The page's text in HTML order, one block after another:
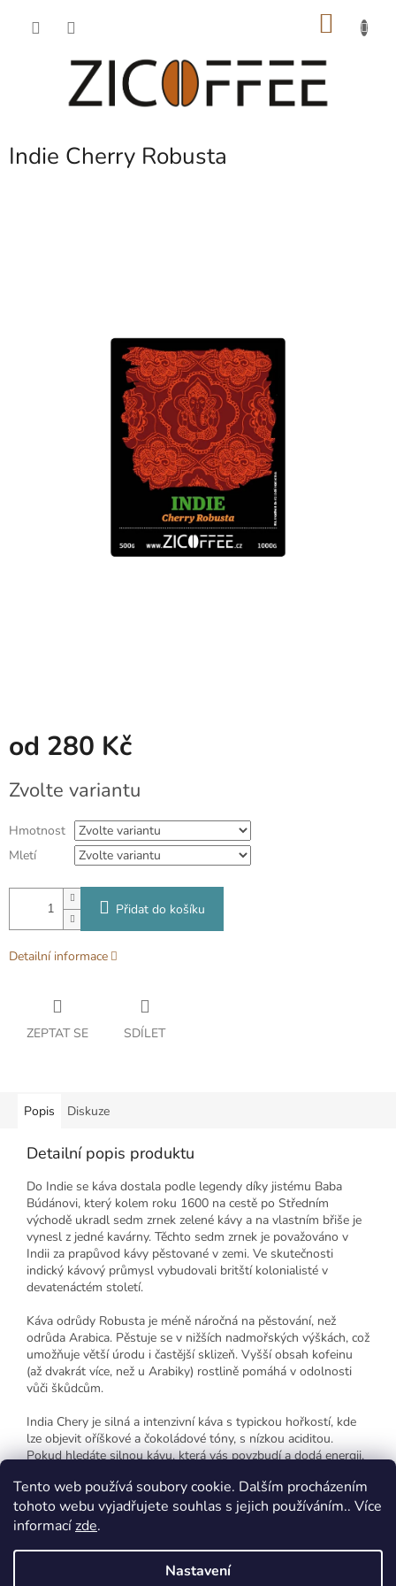
Tento web používá soubory cookie. Dalším procházením
tohoto webu vyjadřujete souhlas s jejich používáním.. Více
informacízde.
Nastavení
Indie Cherry Robusta
od 280 Kč
cena:
Zvolte variantu
Hmotnost
Mletí
Přidat do košíku
Detailní informace
ZEPTAT SE SDÍLET
Popis Diskuze
Detailní popis produktu
Do Indie se káva dostala podle legendy díky jistému Baba
Búdánovi, který kolem roku 1600 na cestě po Středním
východě ukradl sedm zrnek zelené kávy a na vlastním břiše je
vynesl z jedné kavárny. Těchto sedm zrnek je považováno v
Indii za prapůvod kávy pěstované v zemi. Ve skutečnosti
indický kávový průmysl vybudovali britští kolonialisté v
devatenáctém století.
Káva odrůdy Robusta je méně náročná na pěstování, než
odrůda Arabica. Pěstuje se v nižších nadmořských výškách, což
umožňuje větší úrodu i častější sklizeň. Vyšší obsah kofeinu
(až dvakrát více, než u Arabiky) rostlině pomáhá v odolnosti
vůči škůdcům.
India Chery je silná a intenzivní káva s typickou hořkostí, kde
lze objevit oříškové a čokoládové tóny, s nízkou aciditou.
Pokud hledáte silnou kávu, která vás povzbudí a dodá energii,
Vytvořil Shoptet